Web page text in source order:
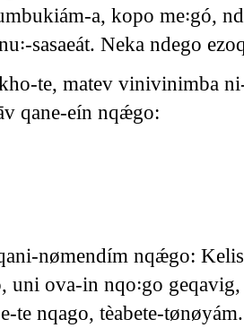
a, kopo me꞉gó,
sasaeát. Neka ndego
te, matev vinivinimba
qane-eín nqǽgo:
nømendím nqǽgo:
ova-in nqo꞉go
te nqago, tèabete-tønøyám.